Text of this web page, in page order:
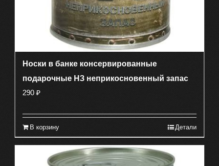
Носки в банке консервированные
подарочные НЗ неприкосновенный запас
290 ₽
В корзину Детали